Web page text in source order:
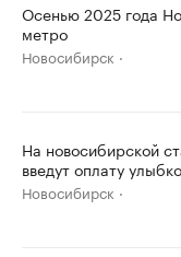
Осенью 2025 года
метро
Новосибирск
На новосибирской
введут оплату
Новосибирск